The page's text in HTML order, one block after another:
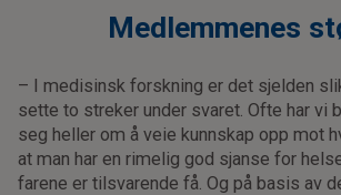
Medlemmenes
– I medisinsk forskning er det sjelden
sette to streker under svaret. Ofte har vi
seg heller om å veie kunnskap opp mot
at man har en rimelig god sjanse for
farene er tilsvarende få. Og på basis av